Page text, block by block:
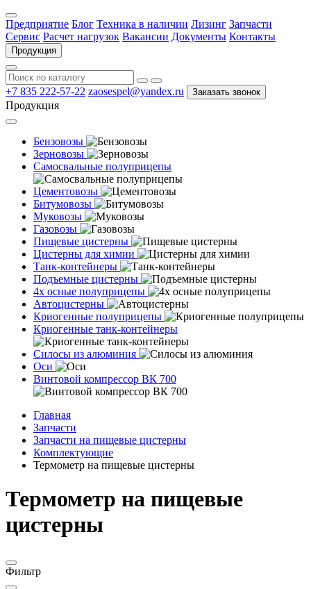
Предприятие Блог Техника в наличии Лизинг Запчасти
Сервис Расчет нагрузок Вакансии Документы Контакты
Продукция
+7 835 222-57-22 zaosespel@yandex.ru Заказать звонок
Продукция
Бензовозы
Зерновозы
Самосвальные полуприцепы
Цементовозы
Битумовозы
Муковозы
Газовозы
Пищевые цистерны
Цистерны для химии
Танк-контейнеры
Подъемные цистерны
4х осные полуприцепы
Автоцистерны
Криогенные полуприцепы
Криогенные танк-контейнеры
Силосы из алюминия
Оси
Винтовой компрессор ВК 700
Главная
Запчасти
Запчасти на пищевые цистерны
Комплектующие
Термометр на пищевые цистерны
Термометр на пищевые
цистерны
Фильтр